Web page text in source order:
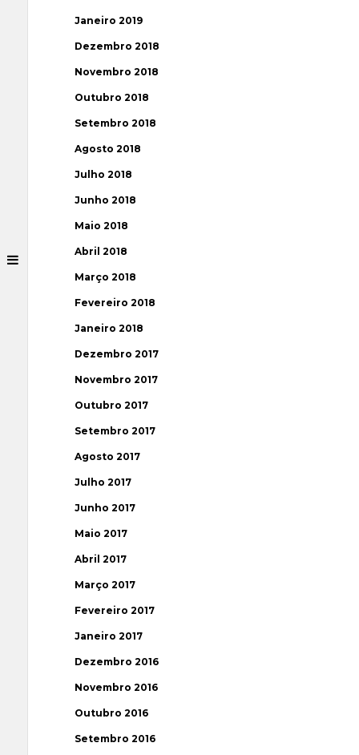
Janeiro 2019
Dezembro 2018
Novembro 2018
Outubro 2018
Setembro 2018
Agosto 2018
Julho 2018
Junho 2018
Maio 2018
Abril 2018
Março 2018
Fevereiro 2018
Janeiro 2018
Dezembro 2017
Novembro 2017
Outubro 2017
Setembro 2017
Agosto 2017
Julho 2017
Junho 2017
Maio 2017
Abril 2017
Março 2017
Fevereiro 2017
Janeiro 2017
Dezembro 2016
Novembro 2016
Outubro 2016
Setembro 2016